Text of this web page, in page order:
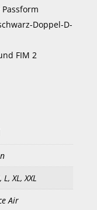
Doppel-D-
FIM 2
L, XL, XXL
Air